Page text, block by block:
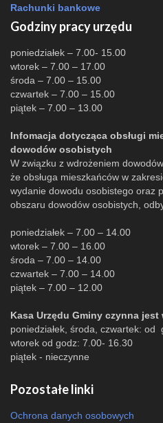
Rachunki bankowe
Godziny pracy urzędu
poniedziałek – 7.00- 15.00
wtorek – 7.00 – 17.00
środa – 7.00 – 15.00
czwartek – 7.00 – 15.00
piątek – 7.00 – 13.00
Infomacja dotycząca obsługi
dowodów osobistych
W związku z wdrożeniem
że obsługa mieszkańców w
wydanie dowodu osobistego oraz
obszaru dowodów osobistych,
poniedziałek – 7.00 – 14.00
wtorek – 7.00 – 16.00
środa – 7.00 – 14.00
czwartek – 7.00 – 14.00
piątek – 7.00 – 12.00
Kasa Urzędu Gminy czynna jest
poniedziałek, środa, czwartek: od
wtorek od godz: 7.00- 16.30
piątek - nieczynne
Pozostałe linki
Ochrona danych osobowych